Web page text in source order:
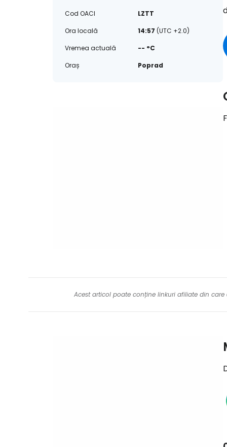
Cod OACI
LZTT
Ora locală
14:57 (UTC +2.0)
Vremea actuală
-- °C
Oraș
Poprad
Acest articol poate conține linkuri afiliate din